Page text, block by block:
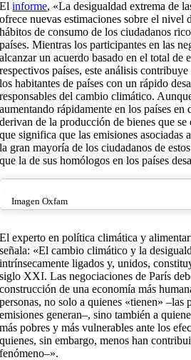
Elinforme, «La desigualdad extrema de
ofrece nuevas estimaciones sobre el nivel
hábitos de consumo de los ciudadanos
países. Mientras los participantes en las
alcanzar un acuerdo basado en el total de
respectivos países, este análisis
los habitantes de países con un rápido
responsables del cambio climático.
aumentando rápidamente en los países en
derivan de la producción de bienes que
que significa que las emisiones asociadas
la gran mayoría de los ciudadanos de
que la de sus homólogos en los países
Imagen Oxfam
El experto en política climática y
señala: «El cambio climático y la
intrínsecamente ligados y, unidos,
siglo XXI. Las negociaciones de París
construcción de una economía más
personas, no solo a quienes «tienen» –las
emisiones generan–, sino también a
más pobres y más vulnerables ante los
quienes, sin embargo, menos han
fenómeno–».